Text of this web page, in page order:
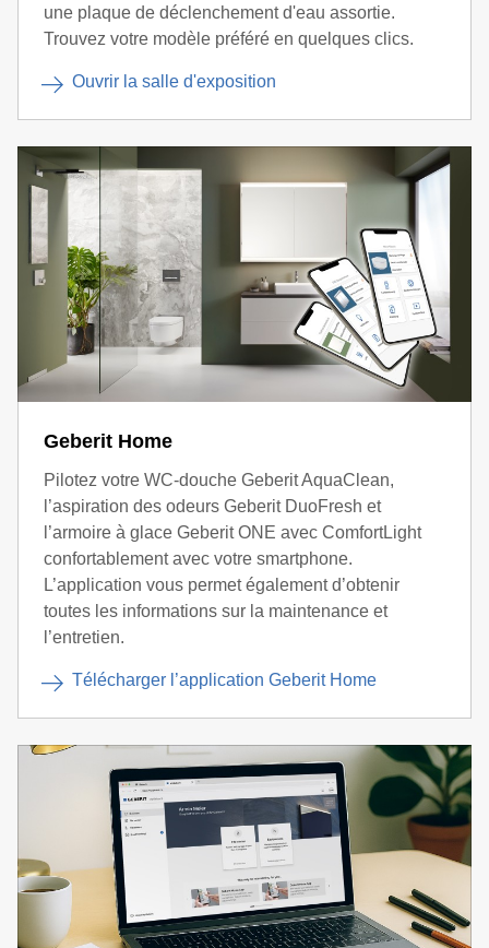
une plaque de déclenchement d'eau assortie.
Trouvez votre modèle préféré en quelques clics.
Ouvrir la salle d'exposition
Geberit Home
Pilotez votre WC-douche Geberit AquaClean,
l’aspiration des odeurs Geberit DuoFresh et
l’armoire à glace Geberit ONE avec ComfortLight
confortablement avec votre smartphone.
L’application vous permet également d’obtenir
toutes les informations sur la maintenance et
l’entretien.
Télécharger l’application Geberit Home